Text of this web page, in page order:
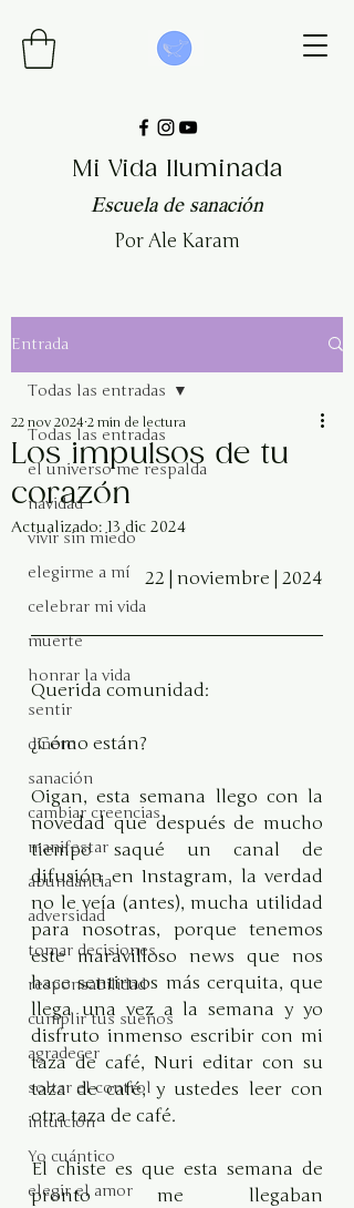
Mi Vida Iluminada
Escuela de sanación
Por Ale Karam
Entrada
Todas las entradas
el universo me respalda
navidad
vivir sin miedo
elegirme a mí
celebrar mi vida
muerte
honrar la vida
sentir
dinero
sanación
cambiar creencias
manifestar
abundancia
adversidad
tomar decisiones
responsabilidad
cumplir tus sueños
agradecer
soltar el control
intuición
Yo cuántico
elegir el amor
Todas las entradas
Los impulsos de tu
corazón
22 nov 2024 2 min de lectura
Actualizado: 13 dic 2024
22 | noviembre | 2024
Querida comunidad:
¿Cómo están?
Oigan, esta semana llego con la
novedad que después de mucho
tiempo saqué un canal de
difusión en Instagram, la verdad
no le veía (antes), mucha utilidad
para nosotras, porque tenemos
este maravilloso news que nos
hace sentirnos más cerquita, que
llega una vez a la semana y yo
disfruto inmenso escribir con mi
taza de café, Nuri editar con su
taza de café, y ustedes leer con
otra taza de café.
El chiste es que esta semana de
pronto me llegaban